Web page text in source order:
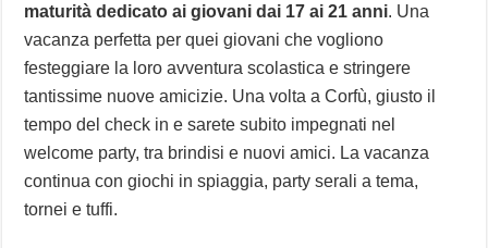
maturità dedicato ai giovani dai 17 ai 21 anni. Una
vacanza perfetta per quei giovani che vogliono
festeggiare la loro avventura scolastica e stringere
tantissime nuove amicizie. Una volta a Corfù, giusto il
tempo del check in e sarete subito impegnati nel
welcome party, tra brindisi e nuovi amici. La vacanza
continua con giochi in spiaggia, party serali a tema,
tornei e tuffi.